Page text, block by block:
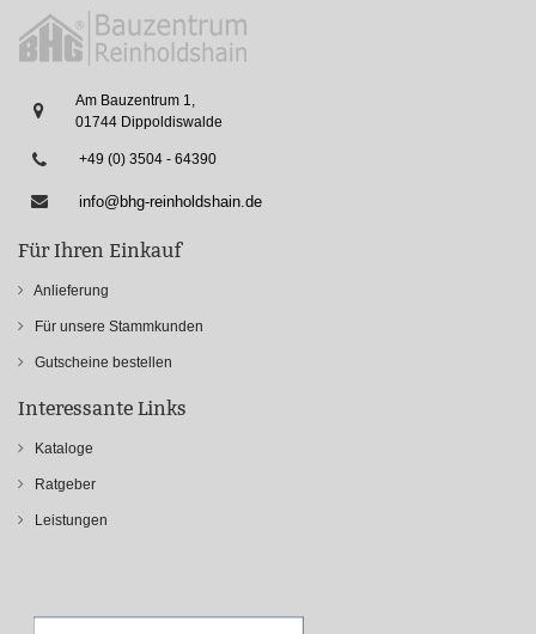
Am Bauzentrum 1,
01744 Dippoldiswalde
+49 (0) 3504 - 64390
info@bhg-reinholdshain.de
Für Ihren Einkauf
Anlieferung
Für unsere Stammkunden
Gutscheine bestellen
Interessante Links
Kataloge
Ratgeber
Leistungen